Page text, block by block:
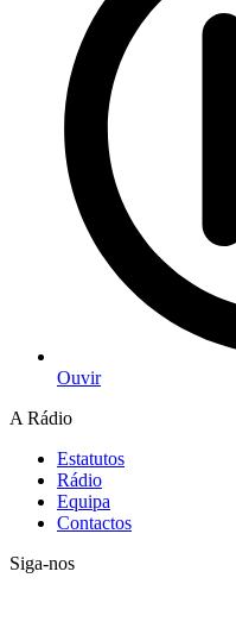
Ouvir
A Rádio
Estatutos
Rádio
Equipa
Contactos
Siga-nos